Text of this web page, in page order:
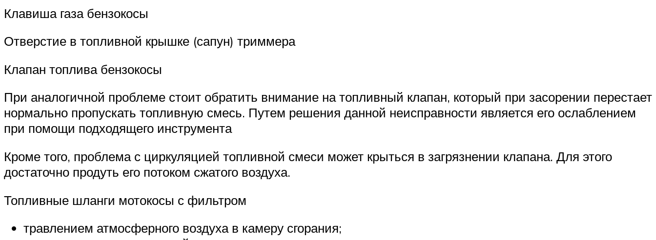
Клавиша газа бензокосы
Отверстие в топливной крышке (сапун) триммера
Клапан топлива бензокосы
При аналогичной проблеме стоит обратить внимание на топливный клапан, который при засорении перестает
нормально пропускать топливную смесь. Путем решения данной неисправности является его ослаблением
при помощи подходящего инструмента
Кроме того, проблема с циркуляцией топливной смеси может крыться в загрязнении клапана. Для этого
достаточно продуть его потоком сжатого воздуха.
Топливные шланги мотокосы с фильтром
травлением атмосферного воздуха в камеру сгорания;